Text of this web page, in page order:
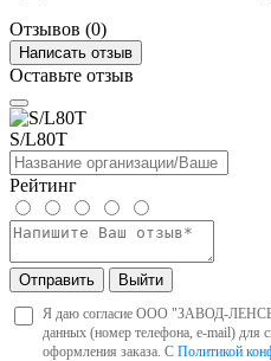
Отзывов (0)
Написать отзыв
Оставьте отзыв
S/L80T
Рейтинг
Отправить Выйти
Я даю согласие ООО "ЗАВОД-
данных (номер телефона, e-mail) для
оформления заказа. С Политикой